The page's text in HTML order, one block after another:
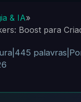
& IA»
Boost para
445 palavras